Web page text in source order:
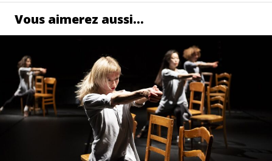
Vous aimerez aussi…